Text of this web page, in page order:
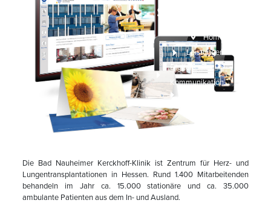
Home
Leistungen
Digitale
Kommunikation
sich im Web
Die Bad Nauheimer Kerckhoff-Klinik ist Zentrum für Herz- und
Lungentransplantationen in Hessen. Rund 1.400 Mitarbeitenden
behandeln im Jahr ca. 15.000 stationäre und ca. 35.000
ambulante Patienten aus dem In- und Ausland.